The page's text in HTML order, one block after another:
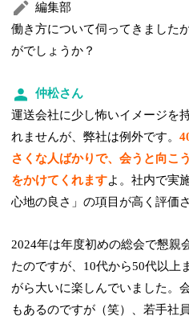
編集部
働き方について伺ってきました
がでしょうか？
仲松さん
運送会社に少し怖いイメージを
れませんが、弊社は例外です。
さくな人ばかりで、会うと向こ
をかけてくれますよ。社内で実
心地の良さ」の項目が高く評価
2024年は年度初めの総会で懇親
たのですが、10代から50代以上
がら大いに楽しんでいました。
もあるのですが（笑）、若手社